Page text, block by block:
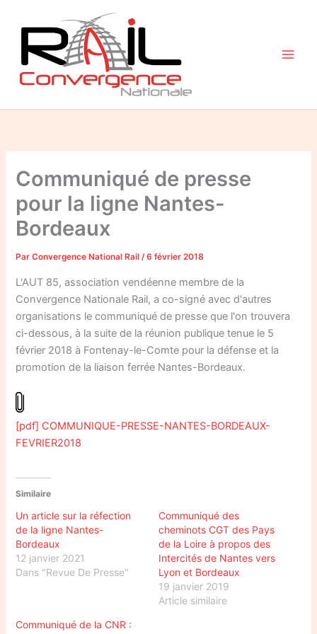
contenu
Communiqué de presse
pour la ligne Nantes-
Bordeaux
ParConvergence National Rail/6 février 2018
L'AUT 85, association vendéenne membre de la
Convergence Nationale Rail, a co-signé avec d'autres
organisations le communiqué de presse que l'on trouvera
ci-dessous, à la suite de la réunion publique tenue le 5
février 2018 à Fontenay-le-Comte pour la défense et la
promotion de la liaison ferrée Nantes-Bordeaux.
[pdf] COMMUNIQUE-PRESSE-NANTES-BORDEAUX-
FEVRIER2018
Similaire
Un article sur la réfection
de la ligne Nantes-
Bordeaux
12 janvier 2021
Dans "Revue De Presse"
Communiqué des
cheminots CGT des Pays
de la Loire à propos des
Intercités de Nantes vers
Lyon et Bordeaux
19 janvier 2019
Article similaire
Communiqué de la CNR :